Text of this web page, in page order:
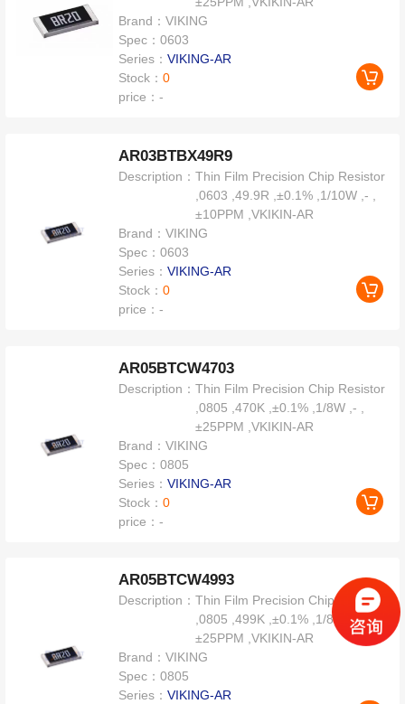
Brand：VIKING
Spec：0603
Series：VIKING-AR
Stock：0
price：-
AR03BTBX49R9
Description：Thin Film Precision Chip Resistor
,0603 ,49.9R ,±0.1% ,1/10W ,- ,
±10PPM ,VKIKIN-AR
Brand：VIKING
Spec：0603
Series：VIKING-AR
Stock：0
price：-
AR05BTCW4703
Description：Thin Film Precision Chip Resistor
,0805 ,470K ,±0.1% ,1/8W ,- ,
±25PPM ,VKIKIN-AR
Brand：VIKING
Spec：0805
Series：VIKING-AR
Stock：0
price：-
AR05BTCW4993
Description：Thin Film Precision Chip Resistor
,0805 ,499K ,±0.1% ,1/8W ,- ,
±25PPM ,VKIKIN-AR
Brand：VIKING
Spec：0805
Series：VIKING-AR